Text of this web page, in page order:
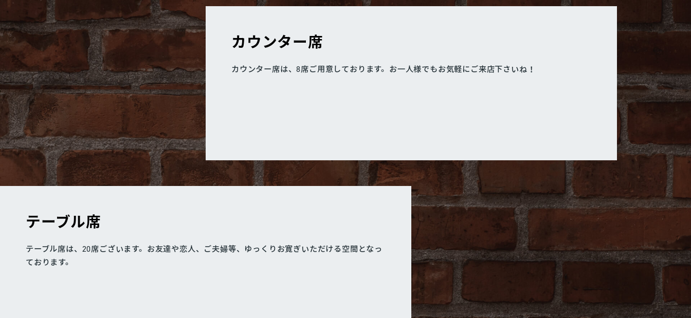
カウンター席
カウンター席は、8席ご用意しております。お一人様でもお気軽にご来店下さいね！
テーブル席
テーブル席は、20席ございます。お友達や恋人、ご夫婦等、ゆっくりお寛ぎいただける空間となっ
ております。